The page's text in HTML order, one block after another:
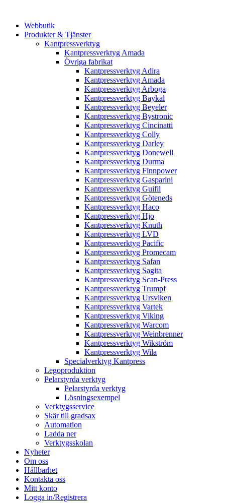
Webbutik
Produkter & Tjänster
Kantpressverktyg
Kantpressverktyg Amada
Övriga fabrikat
Kantpressverktyg Adira
Kantpressverktyg Amada
Kantpressverktyg Arboga
Kantpressverktyg Baykal
Kantpressverktyg Beyeler
Kantpressverktyg Bystronic
Kantpressverktyg Cincinatti
Kantpressverktyg Colly
Kantpressverktyg Darley
Kantpressverktyg Donewell
Kantpressverktyg Durma
Kantpressverktyg Finnpower
Kantpressverktyg Gasparini
Kantpressverktyg Guifil
Kantpressverktyg Göteneds
Kantpressverktyg Haco
Kantpressverktyg Hjo
Kantpressverktyg Knuth
Kantpressverktyg LVD
Kantpressverktyg Pacific
Kantpressverktyg Promecam
Kantpressverktyg Safan
Kantpressverktyg Sagita
Kantpressverktyg Scan-Press
Kantpressverktyg Trumpf
Kantpressverktyg Ursviken
Kantpressverktyg Vartek
Kantpressverktyg Viking
Kantpressverktyg Warcom
Kantpressverktyg Weinbrenner
Kantpressverktyg Wikström
Kantpressverktyg Wila
Specialverktyg Kantpress
Legoproduktion
Pelarstyrda verktyg
Pelarstyrda verktyg
Lösningsexempel
Verktygsservice
Skär till gradsax
Automation
Ladda ner
Verktygsskolan
Nyheter
Om oss
Hållbarhet
Kontakta oss
Mitt konto
Logga in/Registrera